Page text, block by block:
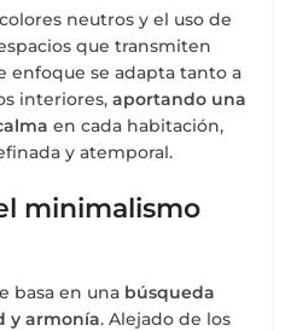
neutros y el uso de
que transmiten
enfoque se adapta tanto a
interiores,aportando una
en cada habitación,
y atemporal.
minimalismo
basa en una búsqueda
y armonía. Alejado de los